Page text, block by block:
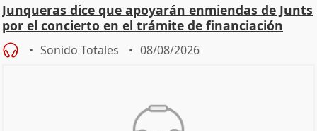
Junqueras dice que apoyarán enmiendas de Junts
por el concierto en el trámite de financiación
Sonido Totales 08/08/2026